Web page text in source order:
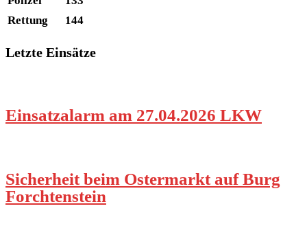
Rettung
144
Letzte Einsätze
Einsatzalarm am 27.04.2026 LKW
Sicherheit beim Ostermarkt auf Burg
Forchtenstein